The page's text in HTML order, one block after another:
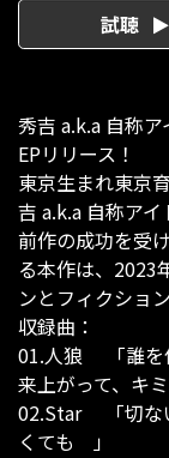
試聴
秀吉 a.k.a 自称
EPリリース！
東京生まれ東京
吉 a.k.a 自称アイ
前作の成功を受
る本作は、2023
ンとフィクショ
収録曲：
01.人狼 「誰を
来上がって、キ
02.Star 「切な
くても 」